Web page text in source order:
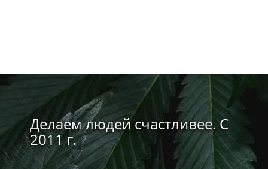
Делаем людей счастливее. С
2011 г.